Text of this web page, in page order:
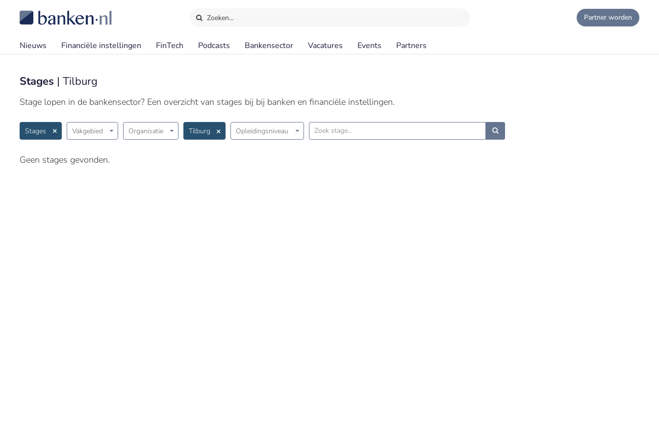
Zoeken… Partner worden
Nieuws Financiële instellingen FinTech Podcasts Bankensector Vacatures Events Partners
Stages | Tilburg
Stage lopen in de bankensector? Een overzicht van stages bij bij banken en financiële instellingen.
Stages Vakgebied Organisatie Tilburg Opleidingsniveau
Geen stages gevonden.